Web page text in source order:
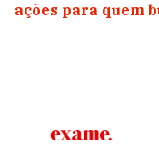
ações para quem